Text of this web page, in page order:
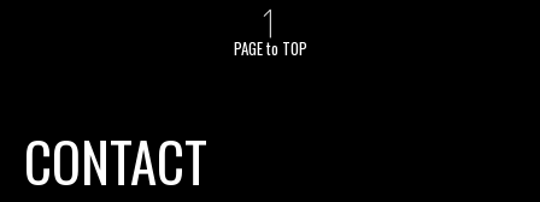
PAGE to TOP
CONTACT